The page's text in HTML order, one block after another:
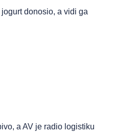
donosio, a vidi ga
a AV je radio logistiku